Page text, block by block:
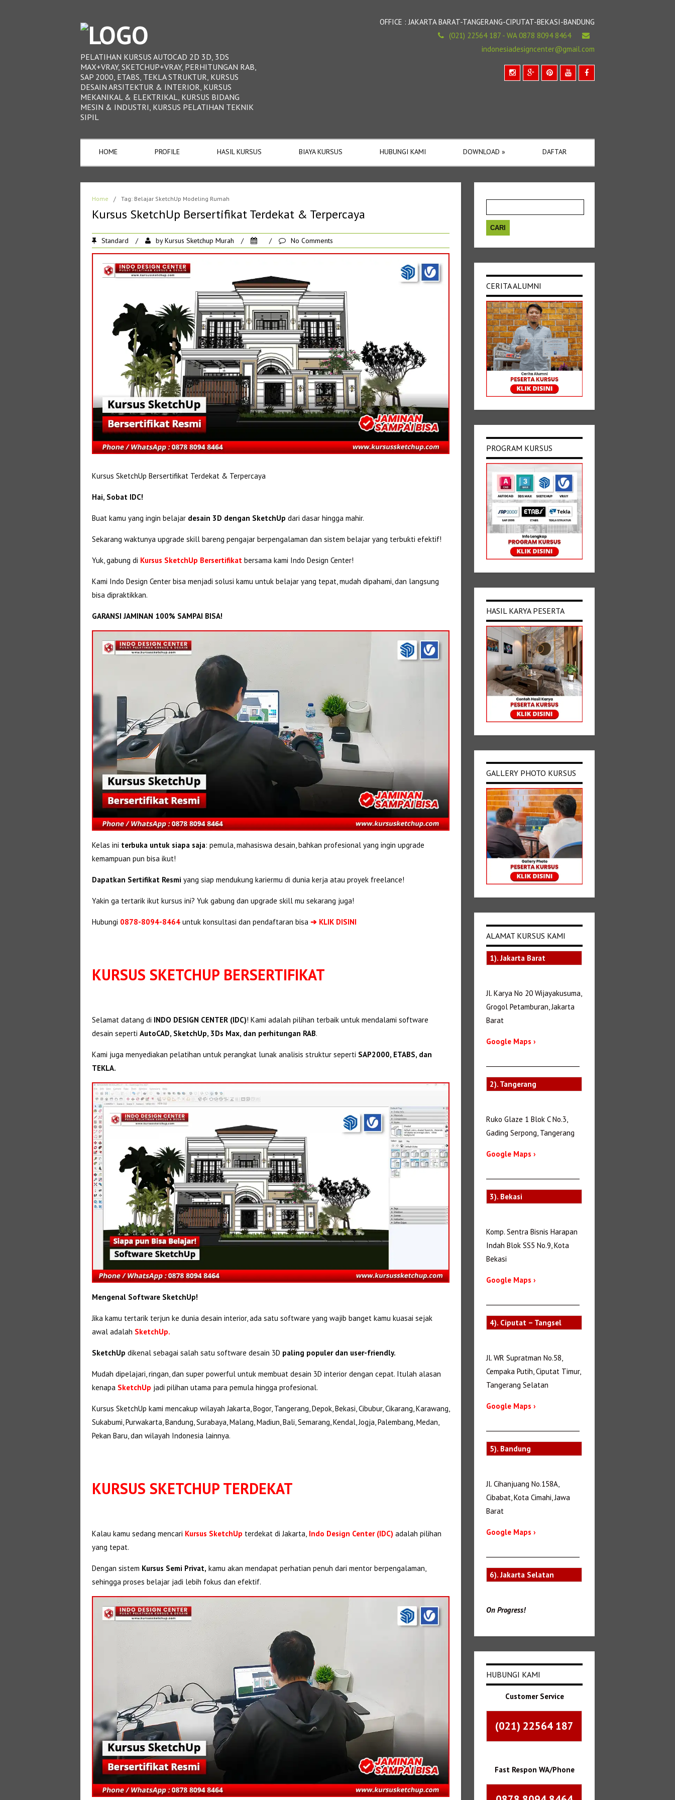
PELATIHAN KURSUS AUTOCAD 2D 3D, 3DS
MAX+VRAY, SKETCHUP+VRAY, PERHITUNGAN RAB,
SAP 2000, ETABS, TEKLA STRUKTUR, KURSUS
DESAIN ARSITEKTUR & INTERIOR, KURSUS
MEKANIKAL & ELEKTRIKAL, KURSUS BIDANG
MESIN & INDUSTRI, KURSUS PELATIHAN TEKNIK
SIPIL
OFFICE : JAKARTA BARAT-TANGERANG-CIPUTAT-BEKASI-BANDUNG
(021) 22564 187 - WA 0878 8094 8464
indonesiadesigncenter@gmail.com
HOME PROFILE HASIL KURSUS BIAYA KURSUS HUBUNGI KAMI DOWNLOAD » DAFTAR
Home / Tag: Belajar SketchUp Modeling Rumah
Kursus SketchUp Bersertifikat Terdekat & Terpercaya
Standard / byKursus Sketchup Murah / / No Comments
Kursus SketchUp Bersertifikat Terdekat & Terpercaya
Hai, Sobat IDC!
Buat kamu yang ingin belajar desain 3D dengan SketchUp dari dasar hingga mahir.
Sekarang waktunya upgrade skill bareng pengajar berpengalaman dan sistem belajar yang terbukti efektif!
Yuk, gabung di Kursus SketchUp Bersertifikat bersama kami Indo Design Center!
Kami Indo Design Center bisa menjadi solusi kamu untuk belajar yang tepat, mudah dipahami, dan langsung
bisa dipraktikkan.
GARANSI JAMINAN 100% SAMPAI BISA!
Kelas ini terbuka untuk siapa saja: pemula, mahasiswa desain, bahkan profesional yang ingin upgrade
kemampuan pun bisa ikut!
Dapatkan Sertifikat Resmi yang siap mendukung kariermu di dunia kerja atau proyek freelance!
Yakin ga tertarik ikut kursus ini? Yuk gabung dan upgrade skill mu sekarang juga!
Hubungi 0878-8094-8464untuk konsultasi dan pendaftaran bisa ➔ KLIK DISINI
KURSUS SKETCHUP BERSERTIFIKAT
Selamat datang di INDO DESIGN CENTER (IDC)! Kami adalah pilihan terbaik untuk mendalami software
desain seperti AutoCAD, SketchUp, 3Ds Max, dan perhitungan RAB.
Kami juga menyediakan pelatihan untuk perangkat lunak analisis struktur seperti SAP2000, ETABS, dan
TEKLA.
Mengenal Software SketchUp!
Jika kamu tertarik terjun ke dunia desain interior, ada satu software yang wajib banget kamu kuasai sejak
awal adalah SketchUp.
SketchUp dikenal sebagai salah satu software desain 3D paling populer dan user-friendly.
Mudah dipelajari, ringan, dan super powerful untuk membuat desain 3D interior dengan cepat. Itulah alasan
kenapa SketchUp jadi pilihan utama para pemula hingga profesional.
Kursus SketchUp kami mencakup wilayah Jakarta, Bogor, Tangerang, Depok, Bekasi, Cibubur, Cikarang, Karawang,
Sukabumi, Purwakarta, Bandung, Surabaya, Malang, Madiun, Bali, Semarang, Kendal, Jogja, Palembang, Medan,
Pekan Baru, dan wilayah Indonesia lainnya.
KURSUS SKETCHUP TERDEKAT
Kalau kamu sedang mencari Kursus SketchUp terdekat di Jakarta, Indo Design Center (IDC) adalah pilihan
yang tepat.
Dengan sistem Kursus Semi Privat, kamu akan mendapat perhatian penuh dari mentor berpengalaman,
sehingga proses belajar jadi lebih fokus dan efektif.
untuk:
CERITA ALUMNI
PROGRAM KURSUS
HASIL KARYA PESERTA
GALLERY PHOTO KURSUS
ALAMAT KURSUS KAMI
1). Jakarta Barat
Jl. Karya No 20 Wijayakusuma,
Grogol Petamburan, Jakarta
Barat
Google Maps ›
2). Tangerang
Ruko Glaze 1 Blok C No.3,
Gading Serpong, Tangerang
Google Maps ›
3). Bekasi
Komp. Sentra Bisnis Harapan
Indah Blok SS5 No.9, Kota
Bekasi
Google Maps ›
4). Ciputat – Tangsel
Jl. WR Supratman No.58,
Cempaka Putih, Ciputat Timur,
Tangerang Selatan
Google Maps ›
5). Bandung
Jl. Cihanjuang No.158A,
Cibabat, Kota Cimahi, Jawa
Barat
Google Maps ›
6). Jakarta Selatan
On Progress!
HUBUNGI KAMI
Customer Service
(021) 22564 187
Fast Respon WA/Phone